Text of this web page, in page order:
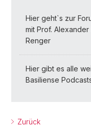
Hier geht`s zur
mit Prof.
Renger
Hier gibt es alle
Basiliense
Zurück